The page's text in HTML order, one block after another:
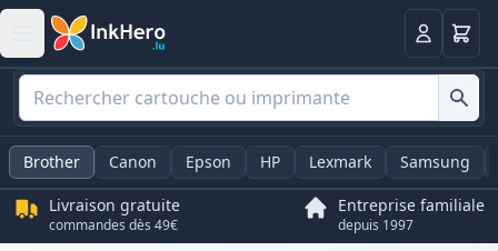
Panier
Brother Canon Epson HP Lexmark Samsung
Livraison gratuite
commandes dès 49€
Entreprise familiale
depuis 1997